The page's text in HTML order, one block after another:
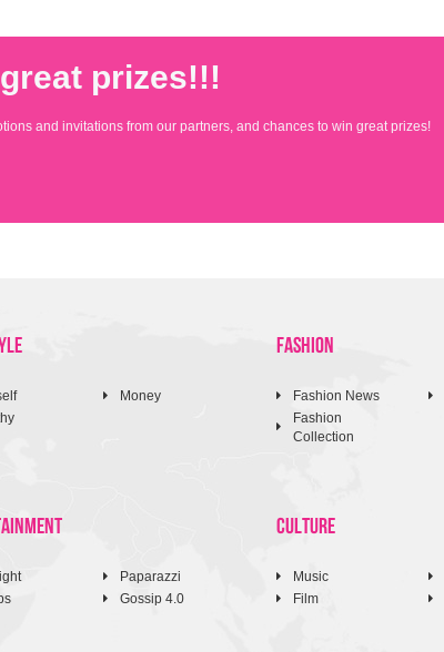
prizes!!!
and invitations from our partners, and chances to win great prizes!
Money
FASHION
Fashion News
Fashion
Collection
Paparazzi
Gossip 4.0
CULTURE
Music
Film